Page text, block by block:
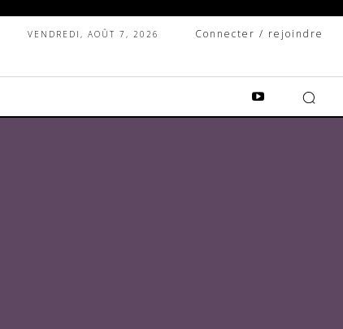
VENDREDI, AOÛT 7, 2026 Connecter / rejoindre